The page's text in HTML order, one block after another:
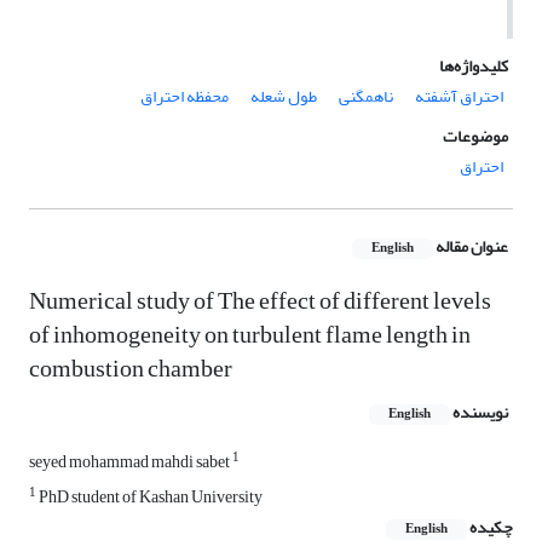
کلیدواژه‌ها
احتراق آشفته
ناهمگنی طول شعله
محفظه احتراق
موضوعات
احتراق
عنوان مقاله English
Numerical study of The effect of different levels
of inhomogeneity on turbulent flame length in
combustion chamber
نویسنده English
seyed mohammad mahdi sabet1
1PhD student of Kashan University
چکیده
English